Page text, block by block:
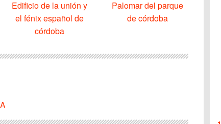
Edificio de la unión y
el fénix español de
córdoba
Palomar del parque
de córdoba